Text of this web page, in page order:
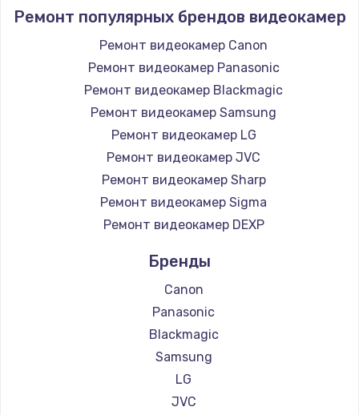
Замена системы охлаждения
от 1500 руб.
Заказать
Ремонт подсветки
от 1200 руб.
Заказать
Чистка от пыли
от 990 руб.
Заказать
Настройка Wi-Fi
от 1030 руб.
Заказать
Восстановление данных
от 990 руб.
Ремонт популярных брендов видеокамер
Ремонт видеокамер Canon
Ремонт видеокамер Panasonic
Ремонт видеокамер Blackmagic
Ремонт видеокамер Samsung
Ремонт видеокамер LG
Ремонт видеокамер JVC
Ремонт видеокамер Sharp
Ремонт видеокамер Sigma
Ремонт видеокамер DEXP
Бренды
Canon
Panasonic
Blackmagic
Samsung
LG
JVC